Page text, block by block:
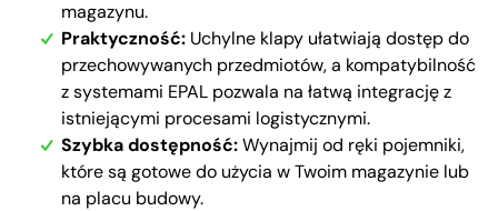
magazynu.
Praktyczność: Uchylne klapy ułatwiają dostęp do
przechowywanych przedmiotów, a kompatybilność
z systemami EPAL pozwala na łatwą integrację z
istniejącymi procesami logistycznymi.
Szybka dostępność:Wynajmij od ręki pojemniki,
które są gotowe do użycia w Twoim magazynie lub
na placu budowy.